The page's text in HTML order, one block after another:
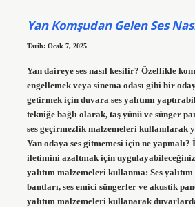
Yan Komşudan Gelen Ses
Tarih: Ocak 7, 2025
Yan daireye ses nasıl kesilir? Özellikle
engellemek veya sinema odası gibi bir
getirmek için duvara ses yalıtımı
tekniğe bağlı olarak, taş yünü ve sünger
ses geçirmezlik malzemeleri kullanılarak
Yan odaya ses gitmemesi için ne yapmalı?
iletimini azaltmak için uygulayabileceğiniz
yalıtım malzemeleri kullanma: Ses yalıtım
bantları, ses emici süngerler ve akustik
yalıtım malzemeleri kullanarak